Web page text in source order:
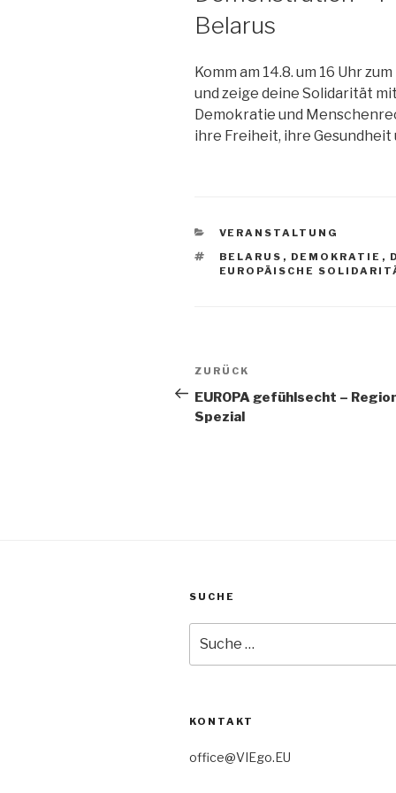
Belarus
Komm am 14.8. um 16 Uhr
und zeige deine Solidarität
Demokratie und
ihre Freiheit, ihre
KATEGORIEN
VERANSTALTUNG
SCHLAGWÖRTER
BELARUS , DEMOKRATIE ,
EUROPÄISCHE
Beitragsnavigation
Vorheriger
Beitrag
ZURÜCK
EUROPA gefühlsecht –
Spezial
SUCHE
nach:
KONTAKT
office@VIEgo.EU